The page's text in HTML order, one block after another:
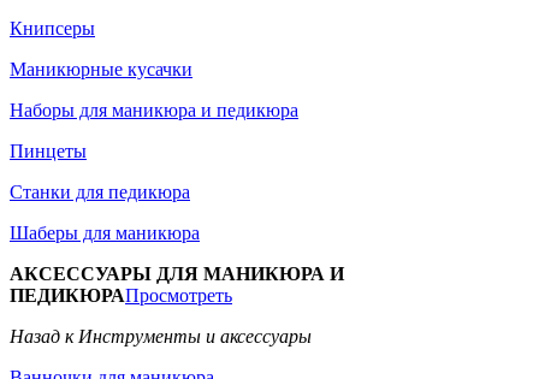
Книпсеры
Маникюрные кусачки
Наборы для маникюра и педикюра
Пинцеты
Станки для педикюра
Шаберы для маникюра
АКСЕССУАРЫ ДЛЯ МАНИКЮРА И
ПЕДИКЮРАПросмотреть
Назад к Инструменты и аксессуары